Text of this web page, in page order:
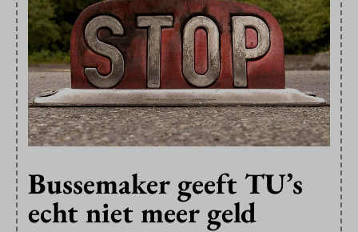
Bussemaker geeft TU’s
echt niet meer geld